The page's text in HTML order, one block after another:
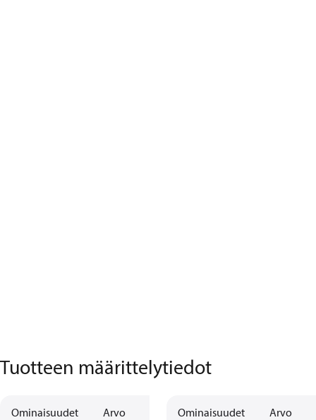
Tuotteen määrittelytiedot
Ominaisuudet Arvo Ominaisuudet Arvo